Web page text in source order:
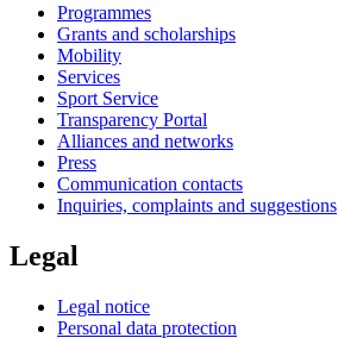
Programmes
Grants and scholarships
Mobility
Services
Sport Service
Transparency Portal
Alliances and networks
Press
Communication contacts
Inquiries, complaints and suggestions
Legal
Legal notice
Personal data protection